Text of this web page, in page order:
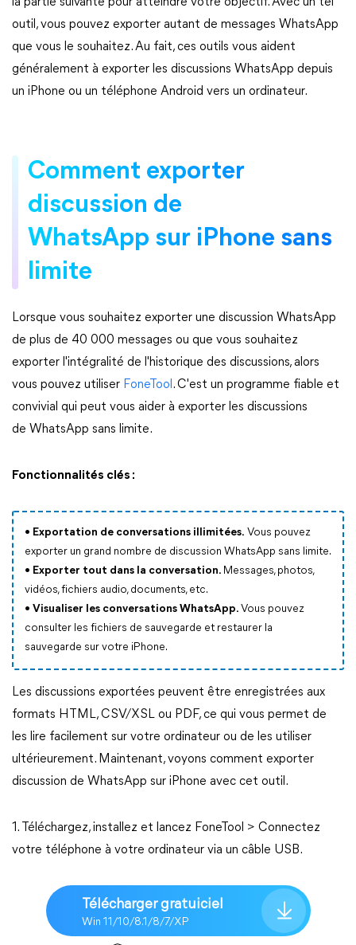
outil, vous pouvez exporter autant de messages WhatsApp
que vous le souhaitez. Au fait, ces outils vous aident
généralement à exporter les discussions WhatsApp depuis
un iPhone ou un téléphone Android vers un ordinateur.
Comment exporter
discussion de
WhatsApp sur iPhone sans
limite
Lorsque vous souhaitez exporter une discussion WhatsApp
de plus de 40 000 messages ou que vous souhaitez
exporter l'intégralité de l'historique des discussions, alors
vous pouvez utiliser FoneTool . C'est un programme fiable et
convivial qui peut vous aider à exporter les discussions
de WhatsApp sans limite.
Fonctionnalités clés :
• Exportation de conversations illimitées. Vous pouvez
exporter un grand nombre de discussion WhatsApp sans limite.
• Exporter tout dans la conversation. Messages, photos,
vidéos, fichiers audio, documents, etc.
• Visualiser les conversations WhatsApp. Vous pouvez
consulter les fichiers de sauvegarde et restaurer la
sauvegarde sur votre iPhone.
Les discussions exportées peuvent être enregistrées aux
formats HTML, CSV/XSL ou PDF, ce qui vous permet de
les lire facilement sur votre ordinateur ou de les utiliser
ultérieurement. Maintenant, voyons comment exporter
discussion de WhatsApp sur iPhone avec cet outil.
1. Téléchargez, installez et lancez FoneTool > Connectez
votre téléphone à votre ordinateur via un câble USB.
Télécharger gratuiciel
Win 11/10/8.1/8/7/XP